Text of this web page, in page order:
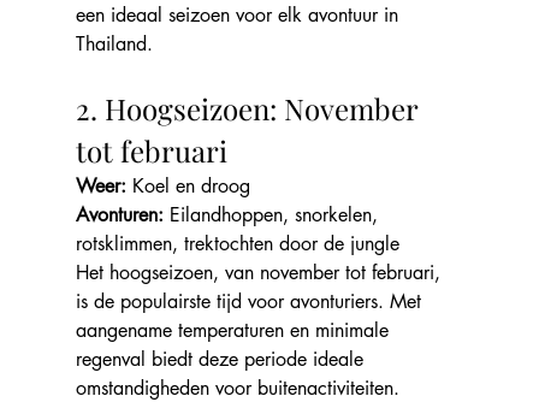
een ideaal seizoen voor elk avontuur in
Thailand.
2. Hoogseizoen: November
tot februari
Weer: Koel en droog
Avonturen: Eilandhoppen, snorkelen,
rotsklimmen, trektochten door de jungle
Het hoogseizoen, van november tot februari,
is de populairste tijd voor avonturiers. Met
aangename temperaturen en minimale
regenval biedt deze periode ideale
omstandigheden voor buitenactiviteiten.